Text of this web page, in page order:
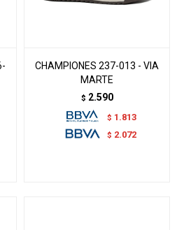
CHAMPIONES 237-013 - VIA
MARTE
$ 2.590
$ 1.813
$ 2.072